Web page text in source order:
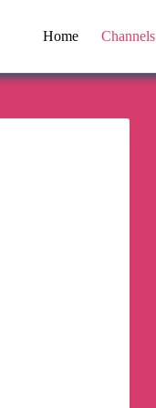
Home Channels